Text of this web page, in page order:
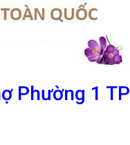
Phường 1